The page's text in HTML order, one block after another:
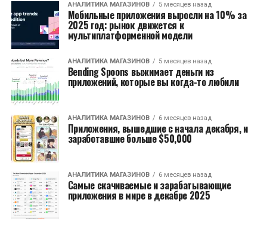
АНАЛИТИКА МАГАЗИНОВ 5 месяцев назад
Мобильные приложения выросли на 10% за
2025 год: рынок движется к
мультиплатформенной модели
АНАЛИТИКА МАГАЗИНОВ 5 месяцев назад
Bending Spoons выжимает деньги из
приложений, которые вы когда-то любили
АНАЛИТИКА МАГАЗИНОВ 6 месяцев назад
Приложения, вышедшие с начала декабря, и
заработавшие больше $50,000
АНАЛИТИКА МАГАЗИНОВ 6 месяцев назад
Самые скачиваемые и зарабатывающие
приложения в мире в декабре 2025